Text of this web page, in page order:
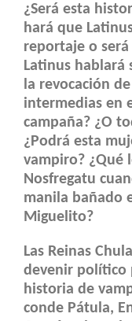
¿Será esta
hará que
reportaje o
Latinus hablará
la revocación
intermedias en
campaña? ¿O
¿Podrá esta
vampiro? ¿Qué
Nosfregatu
manila bañado
Miguelito?
Las Reinas
devenir político
historia de
conde Pátula,